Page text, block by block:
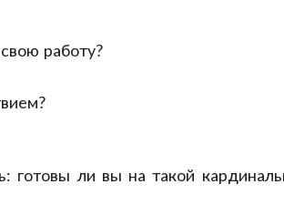
работу?
готовы ли вы на такой